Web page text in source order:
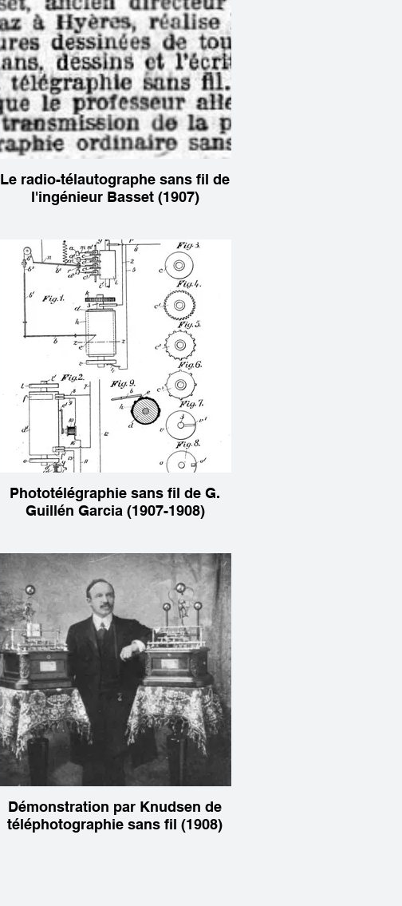
Le radio-télautographe sans fil de
l'ingénieur Basset (1907)
Phototélégraphie sans fil de G.
Guillén Garcia (1907-1908)
Démonstration par Knudsen de
téléphotographie sans fil (1908)